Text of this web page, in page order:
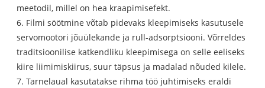
meetodil, millel on hea kraapimisefekt.
6. Filmi söötmine võtab pidevaks kleepimiseks kasutusele
servomootori jõuülekande ja rull-adsorptsiooni. Võrreldes
traditsioonilise katkendliku kleepimisega on selle eeliseks
kiire liimimiskiirus, suur täpsus ja madalad nõuded kilele.
7. Tarnelaual kasutatakse rihma töö juhtimiseks eraldi